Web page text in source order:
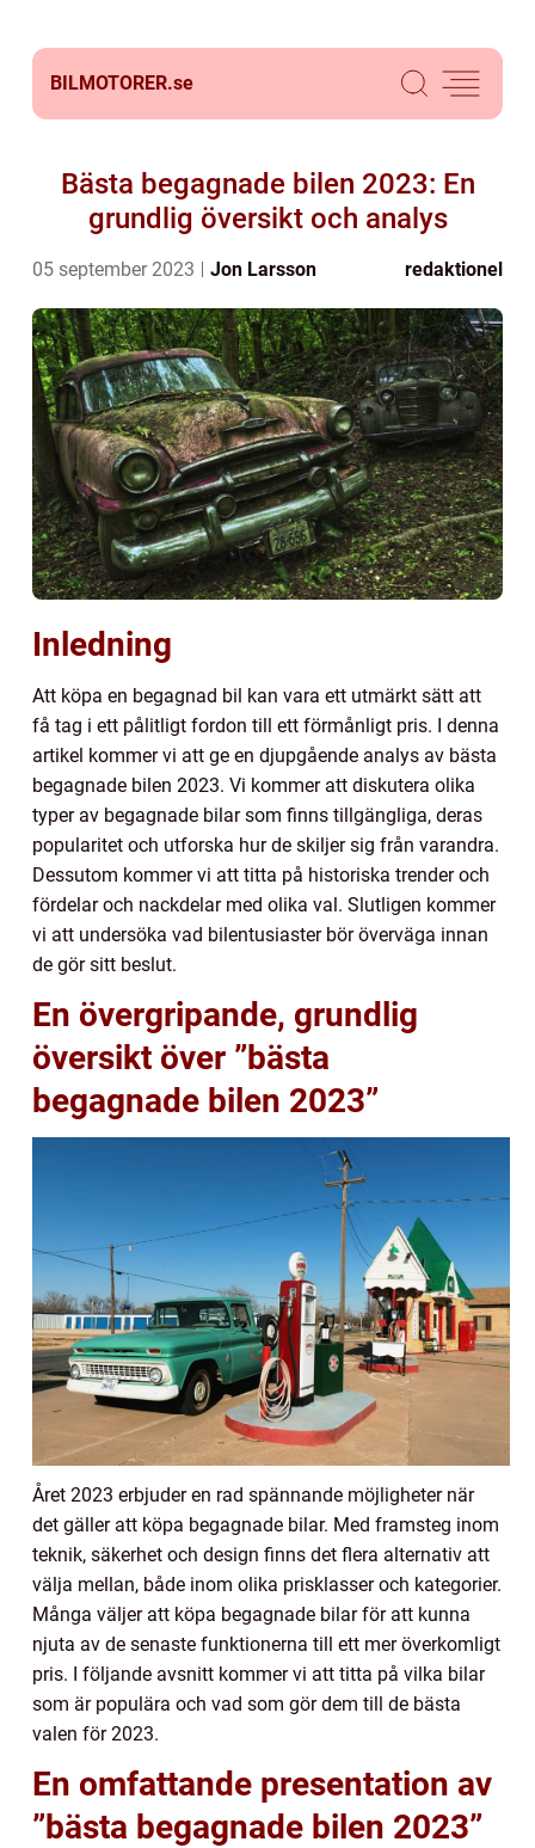
BILMOTORER.se
Bästa begagnade bilen 2023: En
grundlig översikt och analys
05 september 2023 Jon Larsson redaktionel
Inledning
Att köpa en begagnad bil kan vara ett utmärkt sätt att
få tag i ett pålitligt fordon till ett förmånligt pris. I denna
artikel kommer vi att ge en djupgående analys av bästa
begagnade bilen 2023. Vi kommer att diskutera olika
typer av begagnade bilar som finns tillgängliga, deras
popularitet och utforska hur de skiljer sig från varandra.
Dessutom kommer vi att titta på historiska trender och
fördelar och nackdelar med olika val. Slutligen kommer
vi att undersöka vad bilentusiaster bör överväga innan
de gör sitt beslut.
En övergripande, grundlig
översikt över ”bästa
begagnade bilen 2023”
Året 2023 erbjuder en rad spännande möjligheter när
det gäller att köpa begagnade bilar. Med framsteg inom
teknik, säkerhet och design finns det flera alternativ att
välja mellan, både inom olika prisklasser och kategorier.
Många väljer att köpa begagnade bilar för att kunna
njuta av de senaste funktionerna till ett mer överkomligt
pris. I följande avsnitt kommer vi att titta på vilka bilar
som är populära och vad som gör dem till de bästa
valen för 2023.
En omfattande presentation av
”bästa begagnade bilen 2023”